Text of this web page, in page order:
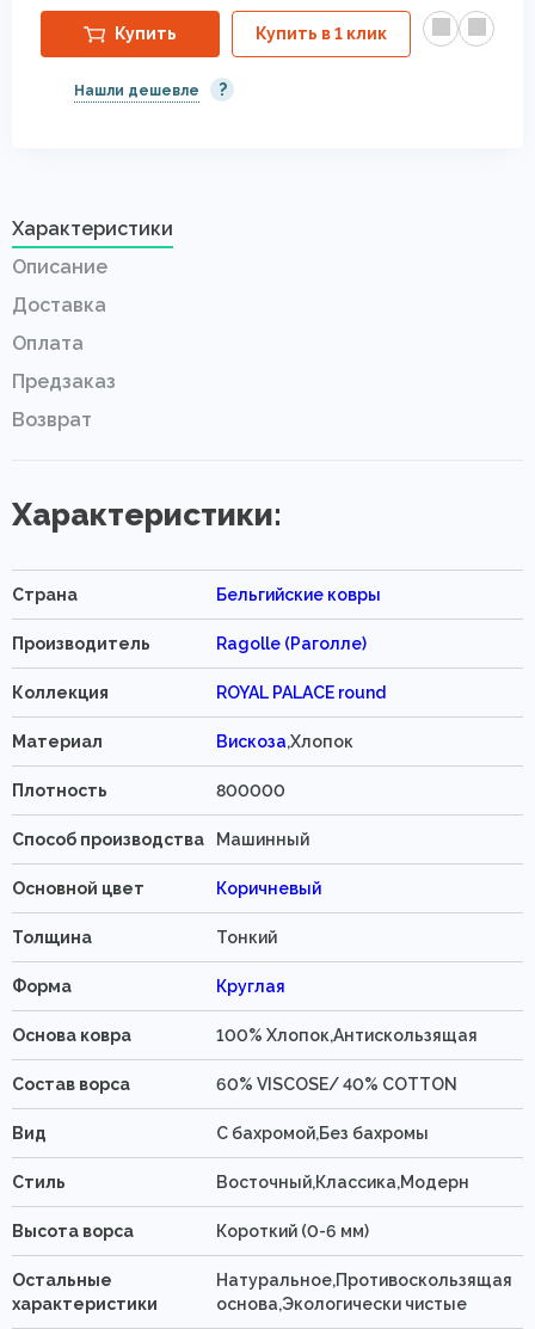
Купить Купить в 1 клик
Нашли дешевле ?
Характеристики
Описание
Доставка
Оплата
Предзаказ
Возврат
Характеристики:
Страна Бельгийские ковры
Производитель Ragolle (Раголле)
Коллекция ROYAL PALACE round
Материал Вискоза,Хлопок
Плотность 800000
Способ производства Машинный
Основной цвет Коричневый
Толщина Тонкий
Форма Круглая
Основа ковра 100% Хлопок,Антискользящая
Состав ворса 60% VISCOSE/ 40% COTTON
Вид C бахромой,Без бахромы
Стиль Восточный,Классика,Модерн
Высота ворса Короткий (0-6 мм)
Остальные
характеристики
Натуральное,Противоскользящая
основа,Экологически чистые